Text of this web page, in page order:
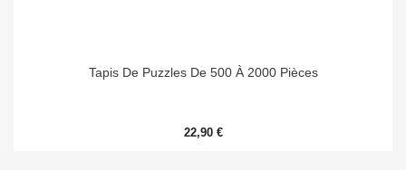
Tapis De Puzzles De 500 À 2000 Pièces
22,90 €